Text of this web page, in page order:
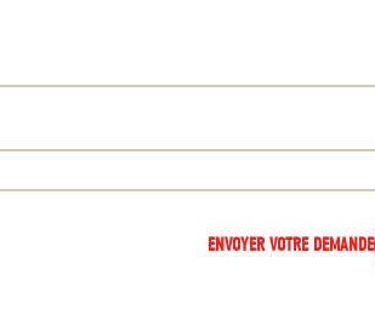
ENVOYER VOTRE DEMANDE